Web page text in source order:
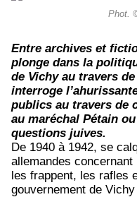
Phot.
Entre archives et
plonge dans la
de Vichy au travers
interroge
publics au travers de
au maréchal Pétain
questions juives.
De 1940 à 1942, se
allemandes
les frappent, les rafles
gouvernement de